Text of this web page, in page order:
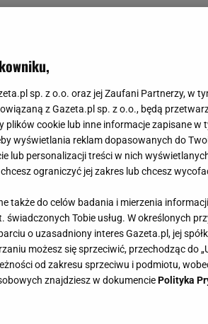
sp. z o.o. oraz jej Zaufani Partnerzy, w
z Gazeta.pl sp. z o.o., będą
plików cookie lub inne informacje zapisane w
wyświetlania reklam dopasowanych do
lub personalizacji treści w nich
ograniczyć jej zakres lub chcesz
także do celów badania i mierzenia
świadczonych Tobie usług. W określonych
o uzasadniony interes Gazeta.pl, jej
możesz się sprzeciwić, przechodząc do
od zakresu sprzeciwu i podmiotu,
znajdziesz w dokumenciePolityka